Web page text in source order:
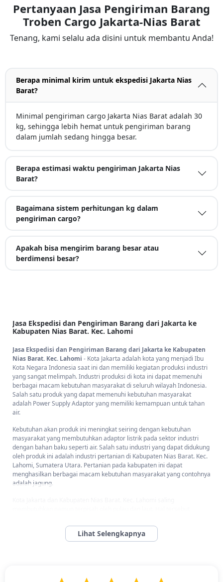
Pertanyaan Jasa Pengiriman Barang
Troben Cargo Jakarta-Nias Barat
Tenang, kami selalu ada disini untuk membantu Anda!
Berapa minimal kirim untuk ekspedisi Jakarta Nias
Barat?
Minimal pengiriman cargo Jakarta Nias Barat adalah 30
kg, sehingga lebih hemat untuk pengiriman barang
dalam jumlah sedang hingga besar.
Berapa estimasi waktu pengiriman Jakarta Nias
Barat?
Bagaimana sistem perhitungan kg dalam
pengiriman cargo?
Apakah bisa mengirim barang besar atau
berdimensi besar?
Jasa Ekspedisi dan Pengiriman Barang dari Jakarta ke
Kabupaten Nias Barat. Kec. Lahomi
Jasa Ekspedisi dan Pengiriman Barang dari Jakarta ke Kabupaten
Nias Barat. Kec. Lahomi - Kota Jakarta adalah kota yang menjadi Ibu
Kota Negara Indonesia saat ini dan memiliki kegiatan produksi industri
yang sangat melimpah. Industri produksi di kota ini dapat memenuhi
berbagai macam kebutuhan masyarakat di seluruh wilayah Indonesia.
Salah satu produk yang dapat memenuhi kebutuhan masyarakat
adalah Power Supply Adaptor yang memiliki kemampuan untuk tahan
air.
Kebutuhan akan produk ini meningkat seiring dengan kebutuhan
masyarakat yang membutuhkan adaptor listrik pada sektor industri
dengan bahan baku seperti air. Salah satu industri yang dapat didukung
oleh produk ini adalah industri pertanian di Kabupaten Nias Barat. Kec.
Lahomi, Sumatera Utara. Pertanian pada kabupaten ini dapat
menghasilkan berbagai macam kebutuhan masyarakat yang contohnya
adalah jagung.
yang dapat melakukan ekspedisi ke berbagai wilayah di Indonesia. Kini
telah hadir layanan Troben Cargo yang bisa membantu pengiriman